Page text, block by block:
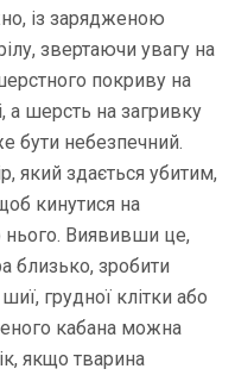
із зарядженою
звертаючи увагу на
покриву на
а шерсть на загривку
бути небезпечний.
який здається убитим,
кинутися на
Виявивши це,
близько, зробити
грудної клітки або
кабана можна
якщо тварина